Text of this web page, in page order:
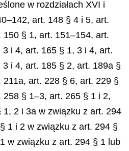
w rozdziałach XVI i
art. 148 § 4 i 5, art.
150 § 1, art. 151–154, art.
i 4, art. 165 § 1, 3 i 4, art.
i 4, art. 185 § 2, art. 189a §
211a, art. 228 § 6, art. 229 §
§ 1–3, art. 265 § 1 i 2,
1, 2 i 3a w związku z art. 294
1 i 2 w związku z art. 294 §
w związku z art. 294 § 1 lub